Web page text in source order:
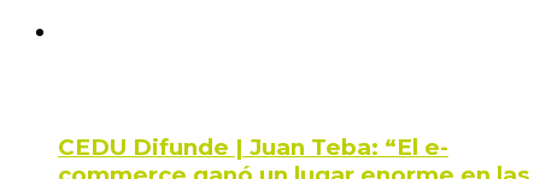
CEDU Difunde | Juan Teba: “El e-